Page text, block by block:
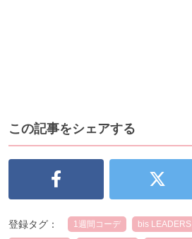
この記事をシェアする
登録タグ： 1週間コーデ bis LEADERS